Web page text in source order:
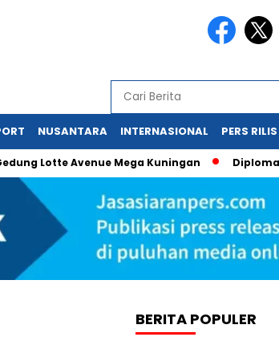
NUSANTARA INTERNASIONAL PERS RILIS
Avenue Mega Kuningan Diplomasi
BERITA POPULER